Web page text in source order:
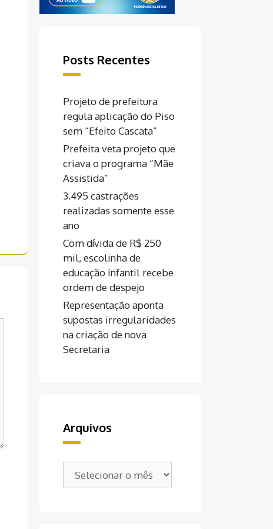
Posts Recentes
Projeto de prefeitura
regula aplicação do Piso
sem “Efeito Cascata”
Prefeita veta projeto que
criava o programa “Mãe
Assistida”
3.495 castrações
realizadas somente esse
ano
Com dívida de R$ 250
mil, escolinha de
educação infantil recebe
ordem de despejo
Representação aponta
supostas irregularidades
na criação de nova
Secretaria
Arquivos